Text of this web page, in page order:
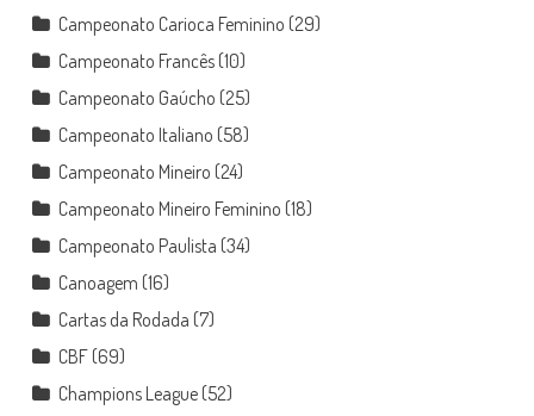
Campeonato Carioca Feminino (29)
Campeonato Francês(10)
Campeonato Gaúcho (25)
Campeonato Italiano (58)
Campeonato Mineiro (24)
Campeonato Mineiro Feminino (18)
Campeonato Paulista (34)
Canoagem (16)
Cartas da Rodada (7)
CBF(69)
Champions League(52)